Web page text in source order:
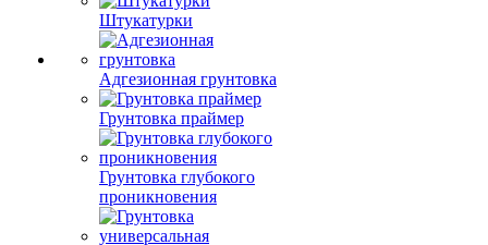
Штукатурки
Адгезионная грунтовка
Грунтовка праймер
Грунтовка глубокого
проникновения